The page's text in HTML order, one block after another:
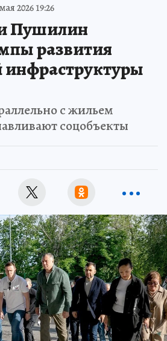
2026 19:26
Пушилин
развития
инфраструктуры
с жильем
соцобъекты